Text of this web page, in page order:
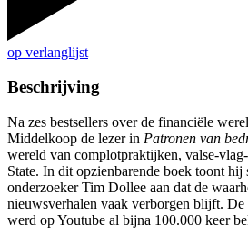
op verlanglijst
Beschrijving
Na zes bestsellers over de financiële
Middelkoop de lezer in Patronen van
wereld van complotpraktijken, valse-
State. In dit opzienbarende boek toont
onderzoeker Tim Dollee aan dat de
nieuwsverhalen vaak verborgen blijft.
werd op Youtube al bijna 100.000 keer